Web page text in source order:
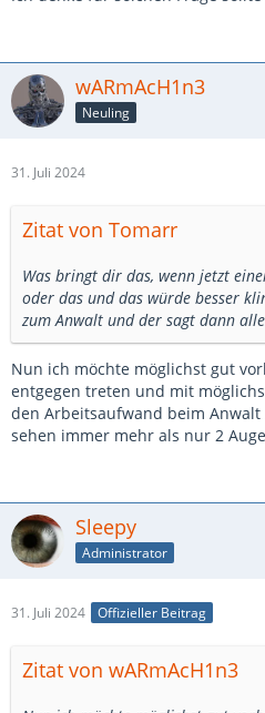
unterschiedlich auslegen.
Ich würde das eher ungefähr so
des Spiels muss eine Lizenzgebühr
die Vergütung abzüglich dieser
Damit könnte man meinen, der
Sobald die Firma Gewinne macht,
XYZ eine Vergütung von 20%
Ich würde den ganzen
sondern in einem Text schreiben,
viel Geld bekommt.
8.2. Beide Parteien streben eine
innerhalb der nächsten 3 bis 4
für PC und anschließend, falls
Auf anderen Plattformen fallen
sollte auch dies oben bei den
Was ich auch noch
3DsMax-Lizenz
werdet ihr beide verklagt.
wARmAcH1n3
Neuling
31. Juli 2024
Zitat von Tomarr
Was bringt dir das, wenn jetzt
oder das und das würde besser
zum Anwalt und der sagt dann
Nun ich möchte möglichst gut
entgegen treten und mit
den Arbeitsaufwand beim
sehen immer mehr als nur 2
Sleepy
Administrator
31. Juli 2024 Offizieller Beitrag
Zitat von wARmAcH1n3